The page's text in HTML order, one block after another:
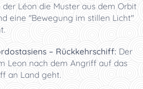
der Léon die Muster aus dem Orbit
eine "Bewegung im stillen Licht"
– Rückkehrschiff: Der
Leon nach dem Angriff auf das
an Land geht.